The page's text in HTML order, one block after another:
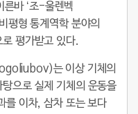
바 ‘조-울렌벡
평형 통계역학 분야의
평가받고 있다.
는 이상 기체의
으로 실제 기체의 운동을
를 이차, 삼차 또는 보다